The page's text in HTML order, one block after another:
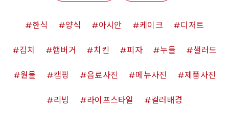
한식 양식 아시안 케이크 디저트
김치 햄버거 치킨 피자 누들 샐러드
원물 캠핑 음료사진 메뉴사진 제품사진
리빙 라이프스타일 컬러배경